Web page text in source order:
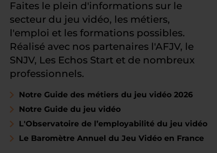
Faites le plein d'informations sur le
secteur du jeu vidéo, les métiers,
l'emploi et les formations possibles.
Réalisé avec nos partenaires l'AFJV, le
SNJV, Les Echos Start et de nombreux
professionnels.
Notre Guide des métiers du jeu vidéo 2026
Notre Guide du jeu vidéo
L'Observatoire de l’employabilité du jeu vidéo
Le Baromètre Annuel du Jeu Vidéo en France